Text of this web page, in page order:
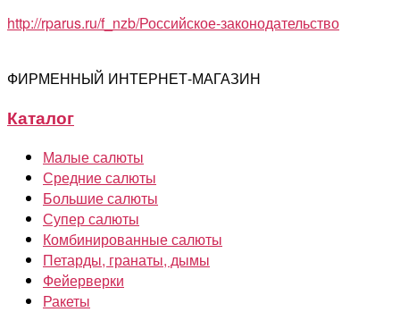
http://rparus.ru/f_nzb/Российское-законодательство
ФИРМЕННЫЙ ИНТЕРНЕТ-МАГАЗИН
Каталог
Малые салюты
Средние салюты
Большие салюты
Супер салюты
Комбинированные салюты
Петарды, гранаты, дымы
Фейерверки
Ракеты